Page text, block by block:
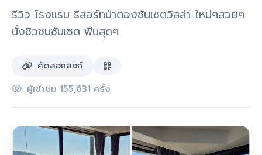
รีวิว โรงแรม รีสอร์ทป่าตองซันเซตวิลล่า ใหม่ๆสวยๆ
นั่งชิวชมซันเซต ฟินสุดๆ
คัดลอกลิงก์
ผู้เข้าชม 155,631 ครั้ง